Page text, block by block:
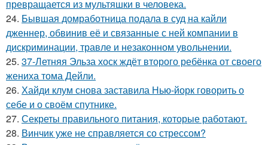
превращается из мультяшки в человека.
24. Бывшая домработница подала в суд на кайли
дженнер, обвинив её и связанные с ней компании в
дискриминации, травле и незаконном увольнении.
25. 37-Летняя Эльза хоск ждёт второго ребёнка от своего
жениха тома Дейли.
26. Хайди клум снова заставила Нью-йорк говорить о
себе и о своём спутнике.
27. Секреты правильного питания, которые работают.
28. Винчик уже не справляется со стрессом?